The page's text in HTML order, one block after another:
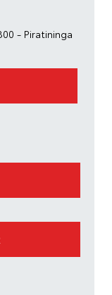
- Piratininga